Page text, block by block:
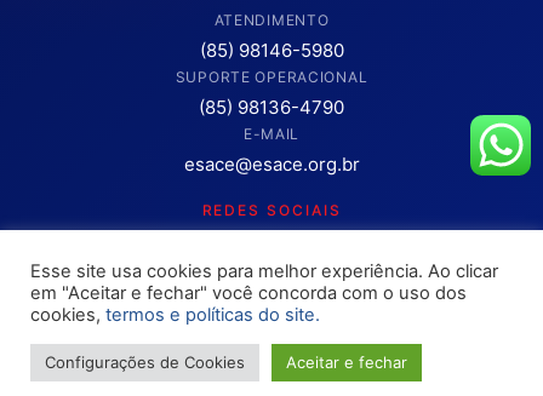
ATENDIMENTO
(85) 98146-5980
SUPORTE OPERACIONAL
(85) 98136-4790
E-MAIL
esace@esace.org.br
REDES SOCIAIS
Clique para abrir os canais oficiais.
Copyright © 2025 – OAB ESA-CE. Todos os direitos reservados
Site desenvolvimento pelaRokket / Ethics Ventures
Esse site usa cookies para melhor experiência. Ao clicar
em "Aceitar e fechar" você concorda com o uso dos
cookies, termos e políticas do site.
Configurações de Cookies Aceitar e fechar